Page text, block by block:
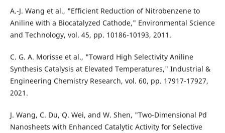
A.-J. Wang et al., "Efficient Reduction of Nitrobenzene to
Aniline with a Biocatalyzed Cathode," Environmental Science
and Technology, vol. 45, pp. 10186-10193, 2011.
C. G. A. Morisse et al., "Toward High Selectivity Aniline
Synthesis Catalysis at Elevated Temperatures," Industrial &
Engineering Chemistry Research, vol. 60, pp. 17917-17927,
2021.
J. Wang, C. Du, Q. Wei, and W. Shen, "Two-Dimensional Pd
Nanosheets with Enhanced Catalytic Activity for Selective